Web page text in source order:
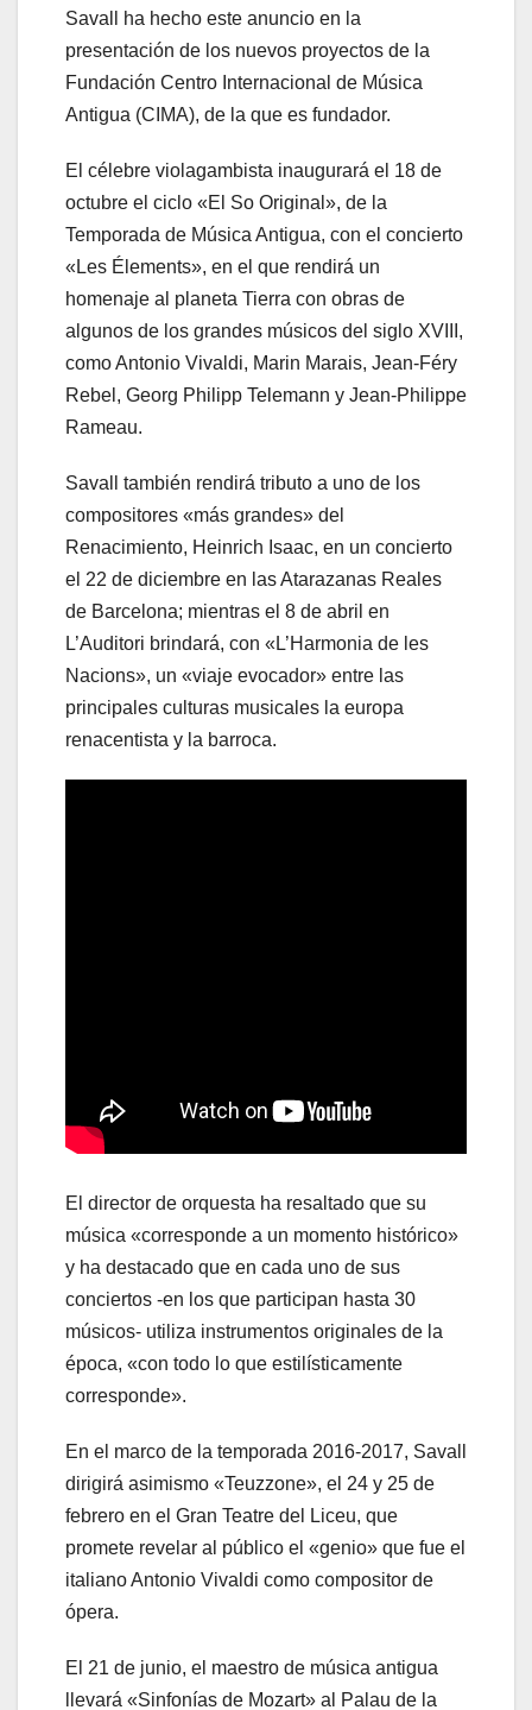
Savall ha hecho este anuncio en la
presentación de los nuevos proyectos de la
Fundación Centro Internacional de Música
Antigua (CIMA), de la que es fundador.
El célebre violagambista inaugurará el 18 de
octubre el ciclo «El So Original», de la
Temporada de Música Antigua, con el concierto
«Les Élements», en el que rendirá un
homenaje al planeta Tierra con obras de
algunos de los grandes músicos del siglo XVIII,
como Antonio Vivaldi, Marin Marais, Jean-Féry
Rebel, Georg Philipp Telemann y Jean-Philippe
Rameau.
Savall también rendirá tributo a uno de los
compositores «más grandes» del
Renacimiento, Heinrich Isaac, en un concierto
el 22 de diciembre en las Atarazanas Reales
de Barcelona; mientras el 8 de abril en
L’Auditori brindará, con «L’Harmonia de les
Nacions», un «viaje evocador» entre las
principales culturas musicales la europa
renacentista y la barroca.
El director de orquesta ha resaltado que su
música «corresponde a un momento histórico»
y ha destacado que en cada uno de sus
conciertos -en los que participan hasta 30
músicos- utiliza instrumentos originales de la
época, «con todo lo que estilísticamente
corresponde».
En el marco de la temporada 2016-2017, Savall
dirigirá asimismo «Teuzzone», el 24 y 25 de
febrero en el Gran Teatre del Liceu, que
promete revelar al público el «genio» que fue el
italiano Antonio Vivaldi como compositor de
ópera.
El 21 de junio, el maestro de música antigua
llevará «Sinfonías de Mozart» al Palau de la